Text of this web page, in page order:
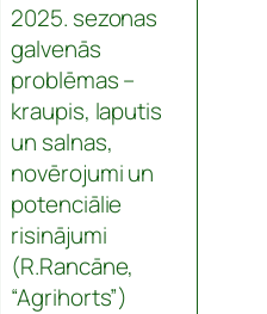
2025. sezonas
galvenās
problēmas –
kraupis, laputis
un salnas,
novērojumi un
potenciālie
risinājumi
(R.Rancāne,
“Agrihorts”)